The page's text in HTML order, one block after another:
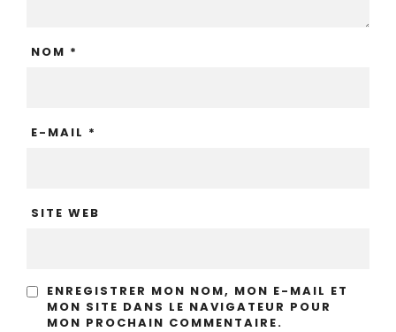
NOM *
E-MAIL *
SITE WEB
ENREGISTRER MON NOM, MON E-MAIL ET
MON SITE DANS LE NAVIGATEUR POUR
MON PROCHAIN COMMENTAIRE.